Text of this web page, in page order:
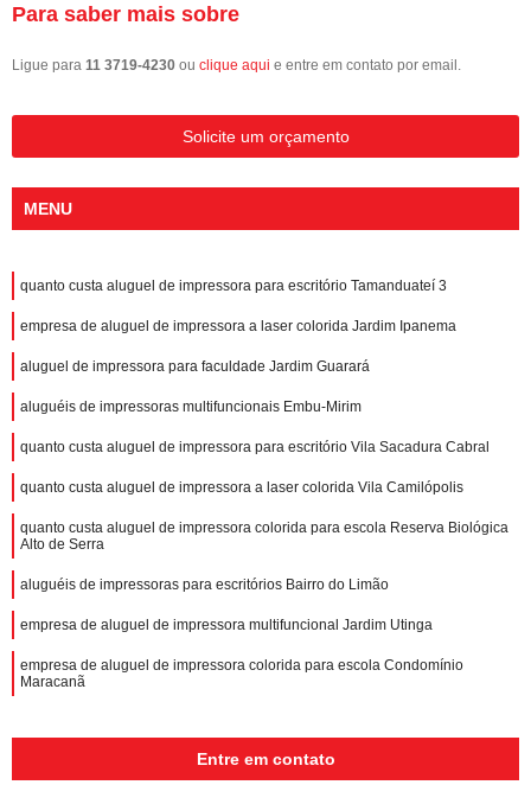
Para saber mais sobre
Ligue para 11 3719-4230 ou clique aqui e entre em contato por email.
Solicite um orçamento
MENU
quanto custa aluguel de impressora para escritório Tamanduateí 3
empresa de aluguel de impressora a laser colorida Jardim Ipanema
aluguel de impressora para faculdade Jardim Guarará
aluguéis de impressoras multifuncionais Embu-Mirim
quanto custa aluguel de impressora para escritório Vila Sacadura Cabral
quanto custa aluguel de impressora a laser colorida Vila Camilópolis
quanto custa aluguel de impressora colorida para escola Reserva Biológica
Alto de Serra
aluguéis de impressoras para escritórios Bairro do Limão
empresa de aluguel de impressora multifuncional Jardim Utinga
empresa de aluguel de impressora colorida para escola Condomínio
Maracanã
Entre em contato